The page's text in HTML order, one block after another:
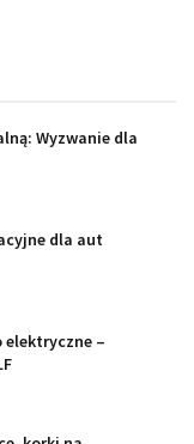
Wyzwanie dla
dla aut
–